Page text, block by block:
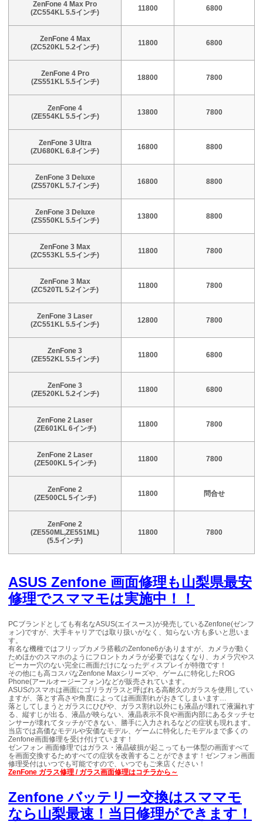
ZenFone 4 Max Pro
(ZC554KL 5.5インチ)
11800 6800
ZenFone 4 Max
(ZC520KL 5.2インチ)
11800 6800
ZenFone 4 Pro
(ZS551KL 5.5インチ)
18800 7800
ZenFone 4
(ZE554KL 5.5インチ)
13800 7800
ZenFone 3 Ultra
(ZU680KL 6.8インチ)
16800 8800
ZenFone 3 Deluxe
(ZS570KL 5.7インチ)
16800 8800
ZenFone 3 Deluxe
(ZS550KL 5.5インチ)
13800 8800
ZenFone 3 Max
(ZC553KL 5.5インチ)
11800 7800
ZenFone 3 Max
(ZC520TL 5.2インチ)
11800 7800
ZenFone 3 Laser
(ZC551KL 5.5インチ)
12800 7800
ZenFone 3
(ZE552KL 5.5インチ)
11800 6800
ZenFone 3
(ZE520KL 5.2インチ)
11800 6800
ZenFone 2 Laser
(ZE601KL 6インチ)
11800 7800
ZenFone 2 Laser
(ZE500KL 5インチ)
11800 7800
ZenFone 2
(ZE500CL 5インチ)
11800 問合せ
ZenFone 2
(ZE550ML,ZE551ML)
(5.5インチ)
11800 7800
ASUS Zenfone 画面修理も山梨県最安
修理でスママモは実施中！！
PCブランドとしても有名なASUS(エイスース)が発売しているZenfone(ゼンフ
ォン)ですが、大手キャリアでは取り扱いがなく、知らない方も多いと思いま
す。
有名な機種ではフリップカメラ搭載のZenfone6がありますが、カメラが動く
ためほかのスマホのようにフロントカメラが必要ではなくなり、カメラ穴やス
ピーカー穴のない完全に画面だけになったディスプレイが特徴です！
その他にも高コスパなZenfone Maxシリーズや、ゲームに特化したROG
Phone(アールオージーフォン)などが販売されています。
ASUSのスマホは画面にゴリラガラスと呼ばれる高耐久のガラスを使用してい
ますが、落とす高さや角度によっては画面割れがおきてしまいます…
落としてしまうとガラスにひびや、ガラス割れ以外にも液晶が壊れて液漏れす
る、縦すじが出る、液晶が映らない、液晶表示不良や画面内部にあるタッチセ
ンサーが壊れてタッチができない、勝手に入力されるなどの症状も現れます。
当店では高価なモデルや安価なモデル、ゲームに特化したモデルまで多くの
Zenfone画面修理を受け付けています！
ゼンフォン 画面修理ではガラス・液晶破損が起こっても一体型の画面すべて
を画面交換するためすべての症状を改善することができます！ゼンフォン画面
修理受付はいつでも可能ですので、いつでもご来店ください！
ZenFone ガラス修理 / ガラス画面修理はコチラから～
Zenfone バッテリー交換はスママモ
なら山梨最速！当日修理ができます！